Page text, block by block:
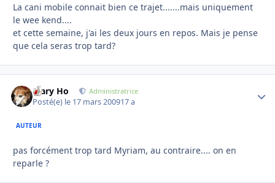
La cani mobile connait bien ce trajet.......mais uniquement
le wee kend....
et cette semaine, j'ai les deux jours en repos. Mais je pense
que cela seras trop tard?
Mary Ho Administratrice
Posté(e) le 17 mars 200917 a
AUTEUR
pas forcément trop tard Myriam, au contraire.... on en
reparle ?